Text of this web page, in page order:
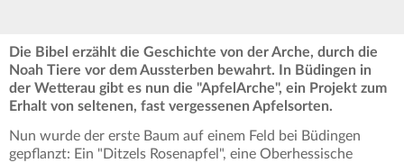
Die Bibel erzählt die Geschichte von der Arche, durch die
Noah Tiere vor dem Aussterben bewahrt. In Büdingen in
der Wetterau gibt es nun die "ApfelArche", ein Projekt zum
Erhalt von seltenen, fast vergessenen Apfelsorten.
Nun wurde der erste Baum auf einem Feld bei Büdingen
gepflanzt: Ein "Ditzels Rosenapfel", eine Oberhessische